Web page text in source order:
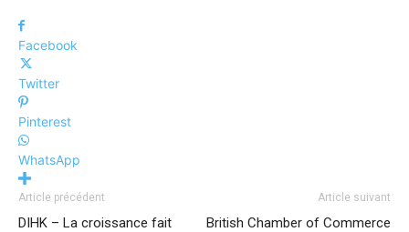
Facebook
Twitter
Pinterest
WhatsApp
Article précédent
DIHK – La croissance fait
Article suivant
British Chamber of Commerce